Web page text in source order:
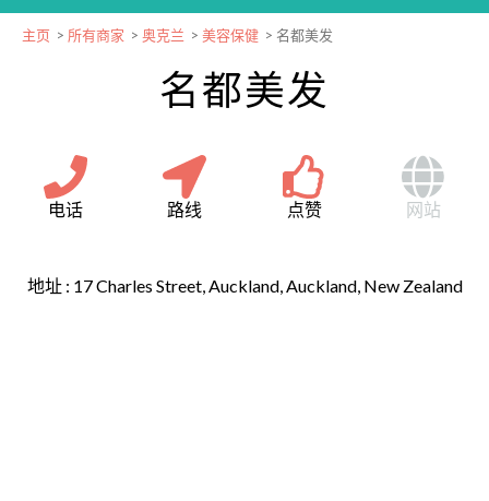
主页 > 所有商家 > 奥克兰 > 美容保健 > 名都美发
名都美发
电话 路线 点赞 网站
地址 : 17 Charles Street, Auckland, Auckland, New Zealand